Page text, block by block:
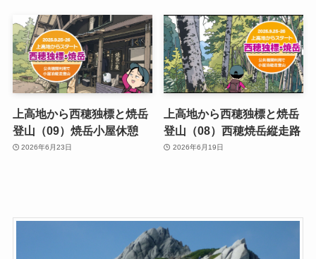
上高地から西穂独標と焼岳
登山（09）焼岳小屋休憩
2026年6月23日
上高地から西穂独標と焼岳
登山（08）西穂焼岳縦走路
2026年6月19日